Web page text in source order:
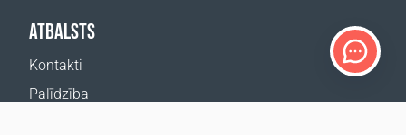
ATBALSTS
Kontakti
Palīdzība